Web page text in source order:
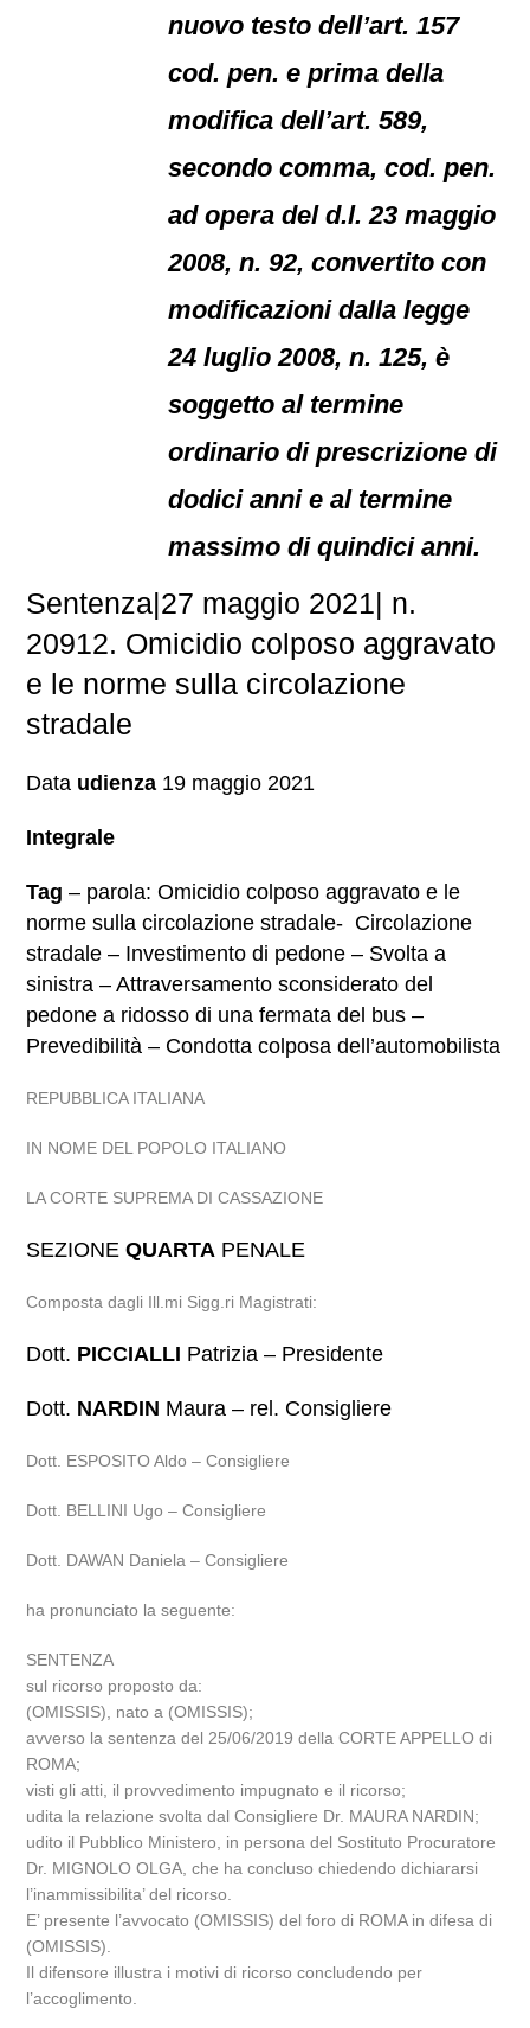
nuovo testo dell’art. 157
cod. pen. e prima della
modifica dell’art. 589,
secondo comma, cod. pen.
ad opera del d.l. 23 maggio
2008, n. 92, convertito con
modificazioni dalla legge
24 luglio 2008, n. 125, è
soggetto al termine
ordinario di prescrizione di
dodici anni e al termine
massimo di quindici anni.
Sentenza|27 maggio 2021| n.
20912. Omicidio colposo aggravato
e le norme sulla circolazione
stradale
Data udienza 19 maggio 2021
Integrale
Tag – parola: Omicidio colposo aggravato e le
norme sulla circolazione stradale- Circolazione
stradale – Investimento di pedone – Svolta a
sinistra – Attraversamento sconsiderato del
pedone a ridosso di una fermata del bus –
Prevedibilità – Condotta colposa dell’automobilista
REPUBBLICA ITALIANA
IN NOME DEL POPOLO ITALIANO
LA CORTE SUPREMA DI CASSAZIONE
SEZIONEQUARTA PENALE
Composta dagli Ill.mi Sigg.ri Magistrati:
Dott. PICCIALLI Patrizia – Presidente
Dott. NARDIN Maura – rel. Consigliere
Dott. ESPOSITO Aldo – Consigliere
Dott. BELLINI Ugo – Consigliere
Dott. DAWAN Daniela – Consigliere
ha pronunciato la seguente:
SENTENZA
sul ricorso proposto da:
(OMISSIS), nato a (OMISSIS);
avverso la sentenza del 25/06/2019 della CORTE APPELLO di
ROMA;
visti gli atti, il provvedimento impugnato e il ricorso;
udita la relazione svolta dal Consigliere Dr. MAURA NARDIN;
udito il Pubblico Ministero, in persona del Sostituto Procuratore
Dr. MIGNOLO OLGA, che ha concluso chiedendo dichiararsi
l’inammissibilita’ del ricorso.
E’ presente l’avvocato (OMISSIS) del foro di ROMA in difesa di
(OMISSIS).
Il difensore illustra i motivi di ricorso concludendo per
l’accoglimento.